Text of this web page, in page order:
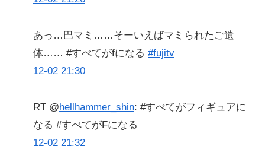
あっ…巴マミ……そーいえばマミられたご遺
体…… #すべてがfになる #fujitv
12-02 21:30
RT @hellhammer_shin: #すべてがフィギュアに
なる #すべてがFになる
12-02 21:32